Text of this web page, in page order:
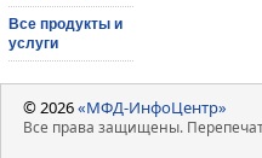
Все продукты и
услуги
© 2026«МФД-ИнфоЦентр»
Все права защищены.